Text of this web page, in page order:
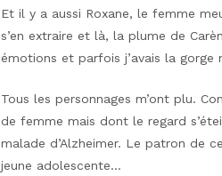
Et il y a aussi Roxane, le femme
s’en extraire et là, la plume de
émotions et parfois j’avais la gorge
Tous les personnages m’ont plu.
de femme mais dont le regard
malade d’Alzheimer. Le patron de
jeune adolescente…